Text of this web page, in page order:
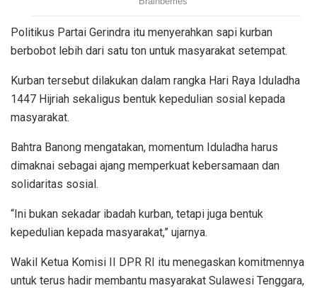
Politikus Partai Gerindra itu menyerahkan sapi kurban
berbobot lebih dari satu ton untuk masyarakat setempat.
Kurban tersebut dilakukan dalam rangka Hari Raya Iduladha
1447 Hijriah sekaligus bentuk kepedulian sosial kepada
masyarakat.
Bahtra Banong mengatakan, momentum Iduladha harus
dimaknai sebagai ajang memperkuat kebersamaan dan
solidaritas sosial.
“Ini bukan sekadar ibadah kurban, tetapi juga bentuk
kepedulian kepada masyarakat,” ujarnya.
Wakil Ketua Komisi II DPR RI itu menegaskan komitmennya
untuk terus hadir membantu masyarakat Sulawesi Tenggara,